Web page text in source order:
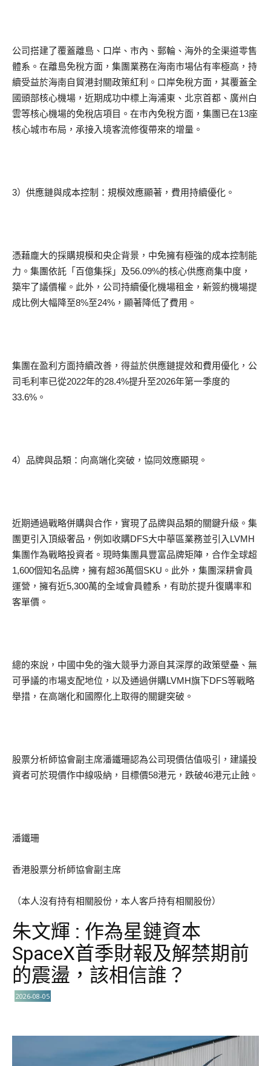
公司搭建了覆蓋離島、口岸、市內、郵輪、海外的全渠道零售
體系。在離島免稅方面，集團業務在海南市場佔有率極高，持
續受益於海南自貿港封關政策紅利。口岸免稅方面，其覆蓋全
國頭部核心機場，近期成功中標上海浦東、北京首都、廣州白
雲等核心機場的免稅店項目。在市內免稅方面，集團已在13座
核心城市布局，承接入境客流修復帶來的增量。
3）供應鏈與成本控制：規模效應顯著，費用持續優化。
憑藉龐大的採購規模和央企背景，中免擁有極強的成本控制能
力。集團依託「百億集採」及56.09%的核心供應商集中度，
築牢了議價權。此外，公司持續優化機場租金，新簽約機場提
成比例大幅降至8%至24%，顯著降低了費用。
集團在盈利方面持續改善，得益於供應鏈提效和費用優化，公
司毛利率已從2022年的28.4%提升至2026年第一季度的
33.6%。
4）品牌與品類：向高端化突破，協同效應顯現。
近期通過戰略併購與合作，實現了品牌與品類的關鍵升級。集
團更引入頂級奢品，例如收購DFS大中華區業務並引入LVMH
集團作為戰略投資者。現時集團具豐富品牌矩陣，合作全球超
1,600個知名品牌，擁有超36萬個SKU。此外，集團深耕會員
運營，擁有近5,300萬的全域會員體系，有助於提升復購率和
客單價。
總的來說，中國中免的強大競爭力源自其深厚的政策壁壘、無
可爭議的市場支配地位，以及通過併購LVMH旗下DFS等戰略
舉措，在高端化和國際化上取得的關鍵突破。
股票分析師協會副主席潘鐵珊認為公司現價估值吸引，建議投
資者可於現價作中線吸納，目標價58港元，跌破46港元止蝕。
潘鐵珊
香港股票分析師協會副主席
（本人沒有持有相關股份，本人客戶持有相關股份）
朱文輝 : 作為星鏈資本
SpaceX首季財報及解禁期前
的震盪，該相信誰？
2026-08-05